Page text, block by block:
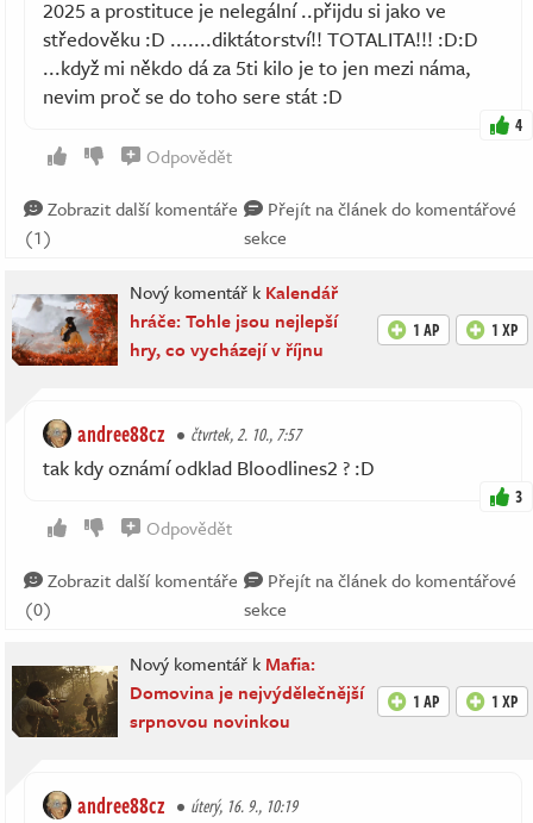
2025 a prostituce je nelegální ..přijdu si jako ve
středověku :D .......diktátorství!! TOTALITA!!! :D:D
...když mi někdo dá za 5ti kilo je to jen mezi náma,
nevim proč se do toho sere stát :D
4
Odpovědět
Zobrazit další komentáře
(1)
Přejít na článek do komentářové
sekce
Nový komentář k Kalendář
hráče: Tohle jsou nejlepší
hry, co vycházejí v říjnu
1 AP 1 XP
andree88cz čtvrtek, 2. 10., 7:57
tak kdy oznámí odklad Bloodlines2 ? :D
3
Odpovědět
Zobrazit další komentáře
(0)
Přejít na článek do komentářové
sekce
Nový komentář k Mafia:
Domovina je nejvýdělečnější
srpnovou novinkou
1 AP 1 XP
andree88cz úterý, 16. 9., 10:19